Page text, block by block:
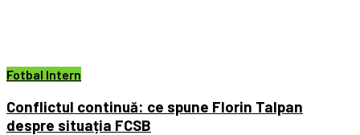
Fotbal Intern
Conflictul continuă: ce spune Florin Talpan
despre situația FCSB